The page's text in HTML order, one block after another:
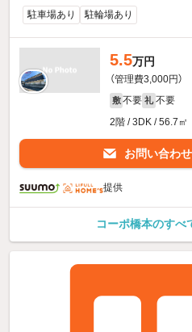
駐車場あり 駐輪場あり
5.5万円
（管理費3,000円）
敷 不要 礼 不要
2階 / 3DK / 56.7㎡
お問い合わせ
提供
コーポ橋本のすべ